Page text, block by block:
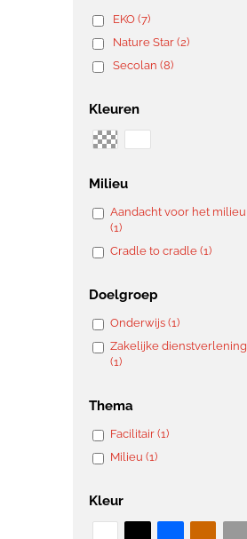
EKO (7)
Nature Star (2)
Secolan (8)
Kleuren
Milieu
Aandacht voor het milieu
(1)
Cradle to cradle (1)
Doelgroep
Onderwijs (1)
Zakelijke dienstverlening
(1)
Thema
Facilitair (1)
Milieu (1)
Kleur